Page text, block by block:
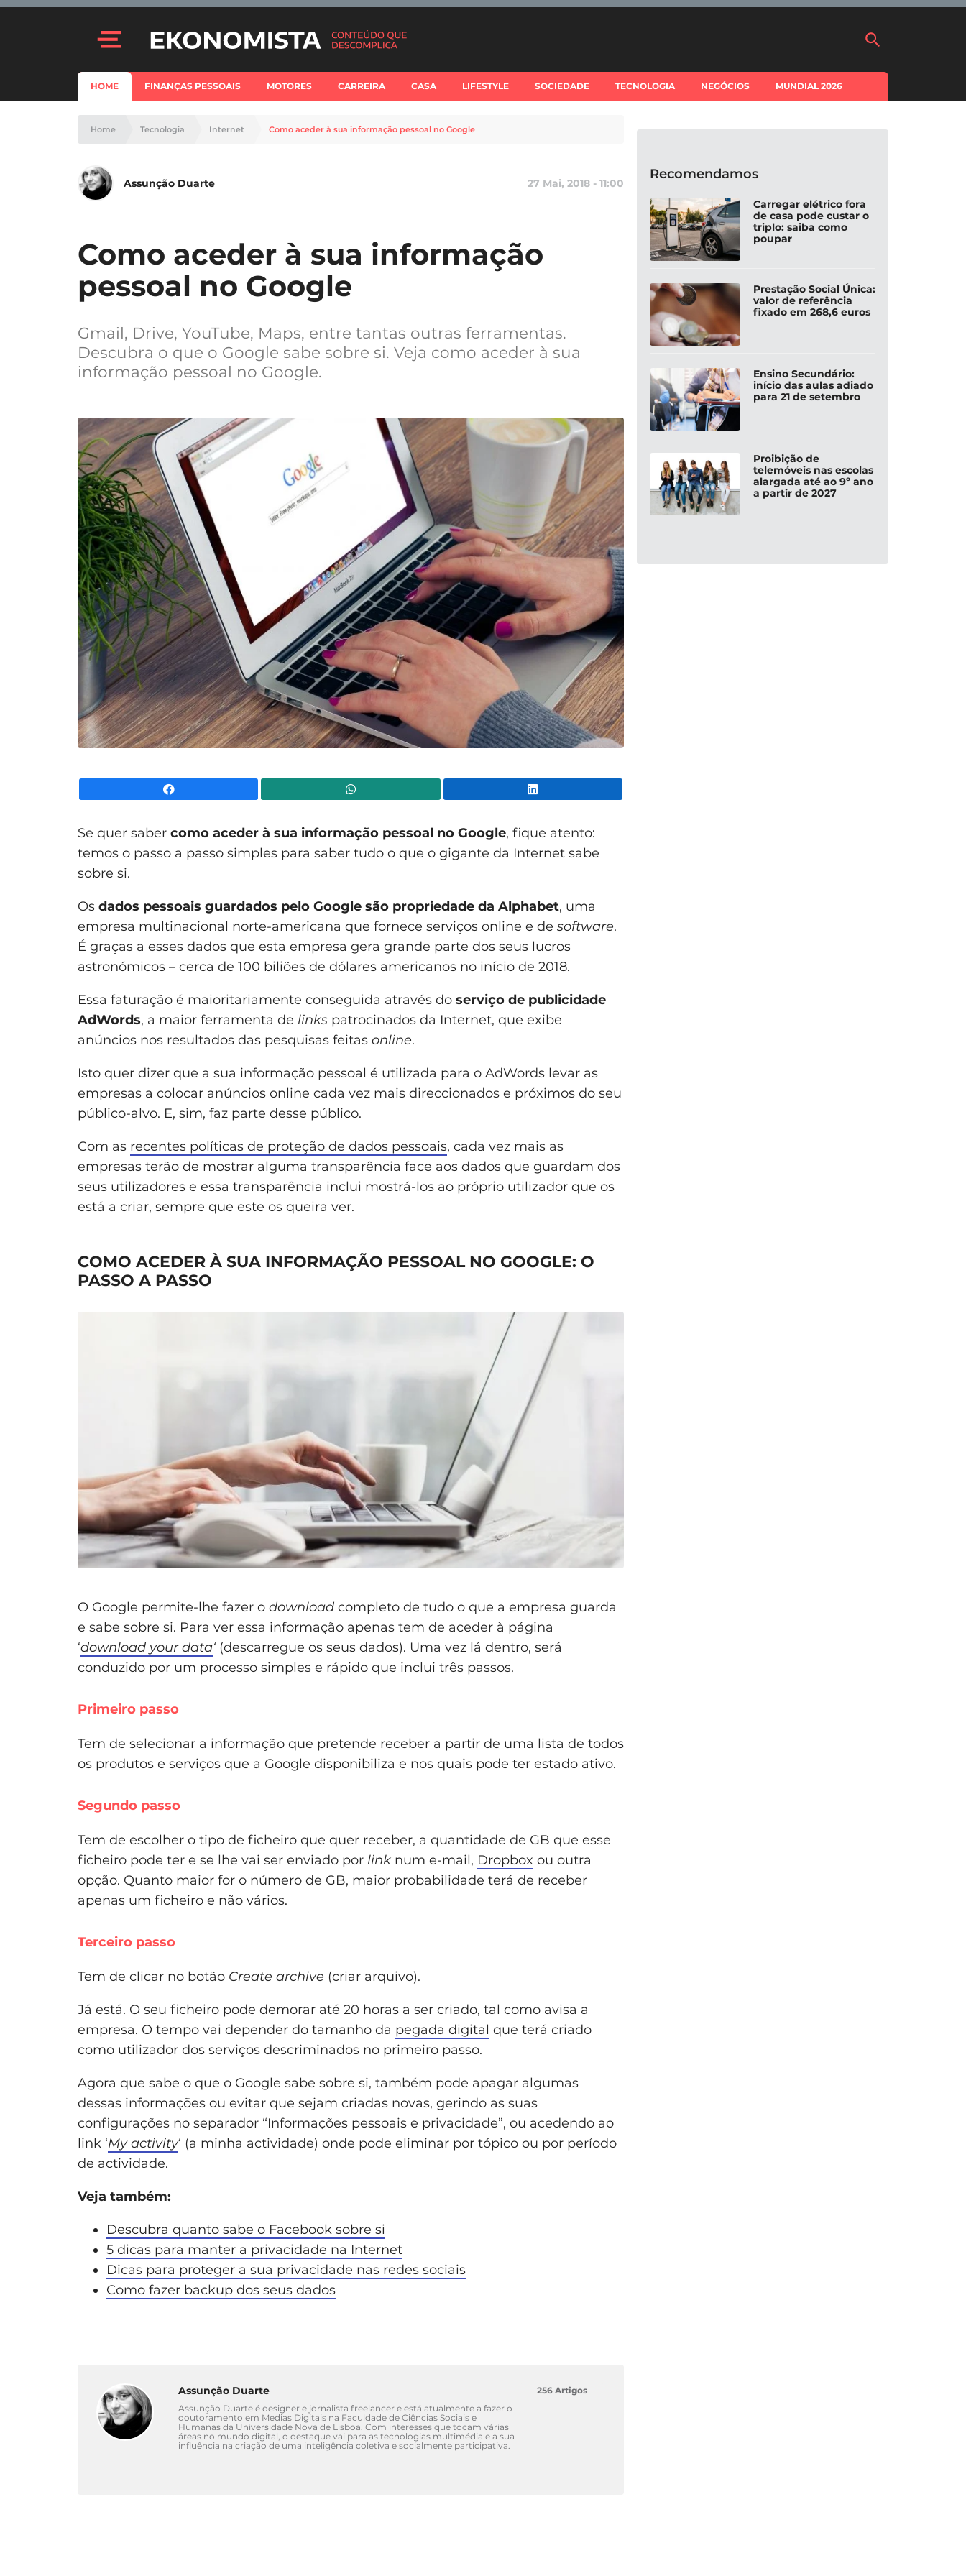
HOME FINANÇAS PESSOAIS MOTORES CARREIRA CASA LIFESTYLE SOCIEDADE TECNOLOGIA NEGÓCIOS MUNDIAL 2026
Home Tecnologia Internet Como aceder à sua informação pessoal no Google
Assunção Duarte 27 Mai, 2018 - 11:00
Como aceder à sua informação
pessoal no Google
Gmail, Drive, YouTube, Maps, entre tantas outras ferramentas.
Descubra o que o Google sabe sobre si. Veja como aceder à sua
informação pessoal no Google.
Se quer saber como aceder à sua informação pessoal no Google, fique atento:
temos o passo a passo simples para saber tudo o que o gigante da Internet sabe
sobre si.
Os dados pessoais guardados pelo Google são propriedade da Alphabet, uma
empresa multinacional norte-americana que fornece serviços online e de software.
É graças a esses dados que esta empresa gera grande parte dos seus lucros
astronómicos – cerca de 100 biliões de dólares americanos no início de 2018.
Essa faturação é maioritariamente conseguida através do serviço de publicidade
AdWords, a maior ferramenta de links patrocinados da Internet, que exibe
anúncios nos resultados das pesquisas feitas online.
Isto quer dizer que a sua informação pessoal é utilizada para o AdWords levar as
empresas a colocar anúncios online cada vez mais direccionados e próximos do seu
público-alvo. E, sim, faz parte desse público.
Com as recentes políticas de proteção de dados pessoais, cada vez mais as
empresas terão de mostrar alguma transparência face aos dados que guardam dos
seus utilizadores e essa transparência inclui mostrá-los ao próprio utilizador que os
está a criar, sempre que este os queira ver.
COMO ACEDER À SUA INFORMAÇÃO PESSOAL NO GOOGLE: O
PASSO A PASSO
O Google permite-lhe fazer o download completo de tudo o que a empresa guarda
e sabe sobre si. Para ver essa informação apenas tem de aceder à página
‘download your data‘(descarregue os seus dados). Uma vez lá dentro, será
conduzido por um processo simples e rápido que inclui três passos.
Primeiro passo
Tem de selecionar a informação que pretende receber a partir de uma lista de todos
os produtos e serviços que a Google disponibiliza e nos quais pode ter estado ativo.
Segundo passo
Tem de escolher o tipo de ficheiro que quer receber, a quantidade de GB que esse
ficheiro pode ter e se lhe vai ser enviado por link num e-mail, Dropbox ou outra
opção. Quanto maior for o número de GB, maior probabilidade terá de receber
apenas um ficheiro e não vários.
Terceiro passo
Tem de clicar no botão Create archive (criar arquivo).
Já está. O seu ficheiro pode demorar até 20 horas a ser criado, tal como avisa a
empresa. O tempo vai depender do tamanho da pegada digital que terá criado
como utilizador dos serviços descriminados no primeiro passo.
Agora que sabe o que o Google sabe sobre si, também pode apagar algumas
dessas informações ou evitar que sejam criadas novas, gerindo as suas
configurações no separador “Informações pessoais e privacidade”, ou acedendo ao
link ‘My activity‘ (a minha actividade) onde pode eliminar por tópico ou por período
de actividade.
Veja também:
Descubra quanto sabe o Facebook sobre si
5 dicas para manter a privacidade na Internet
Dicas para proteger a sua privacidade nas redes sociais
Como fazer backup dos seus dados
Assunção Duarte
Assunção Duarte é designer e jornalista freelancer e está atualmente a fazer o
doutoramento em Medias Digitais na Faculdade de Ciências Sociais e
Humanas da Universidade Nova de Lisboa. Com interesses que tocam várias
áreas no mundo digital, o destaque vai para as tecnologias multimédia e a sua
influência na criação de uma inteligência coletiva e socialmente participativa.
256 Artigos
Recomendamos
Carregar elétrico fora
de casa pode custar o
triplo: saiba como
poupar
Prestação Social Única:
valor de referência
fixado em 268,6 euros
Ensino Secundário:
início das aulas adiado
para 21 de setembro
Proibição de
telemóveis nas escolas
alargada até ao 9º ano
a partir de 2027